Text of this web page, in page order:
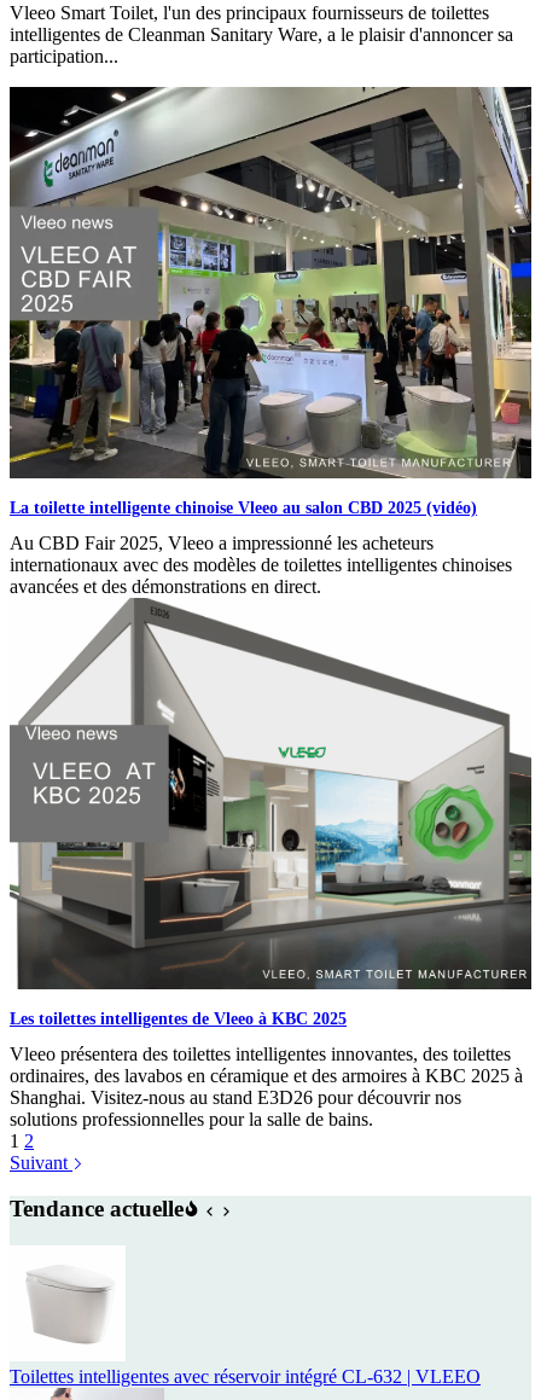
Vleeo Smart Toilet, l'un des principaux fournisseurs de toilettes
intelligentes de Cleanman Sanitary Ware, a le plaisir d'annoncer sa
participation...
La toilette intelligente chinoise Vleeo au salon CBD 2025 (vidéo)
Au CBD Fair 2025, Vleeo a impressionné les acheteurs
internationaux avec des modèles de toilettes intelligentes chinoises
avancées et des démonstrations en direct.
Les toilettes intelligentes de Vleeo à KBC 2025
Vleeo présentera des toilettes intelligentes innovantes, des toilettes
ordinaires, des lavabos en céramique et des armoires à KBC 2025 à
Shanghai. Visitez-nous au stand E3D26 pour découvrir nos
solutions professionnelles pour la salle de bains.
1 2
Suivant
Tendance actuelle
Toilettes intelligentes avec réservoir intégré CL-632 | VLEEO